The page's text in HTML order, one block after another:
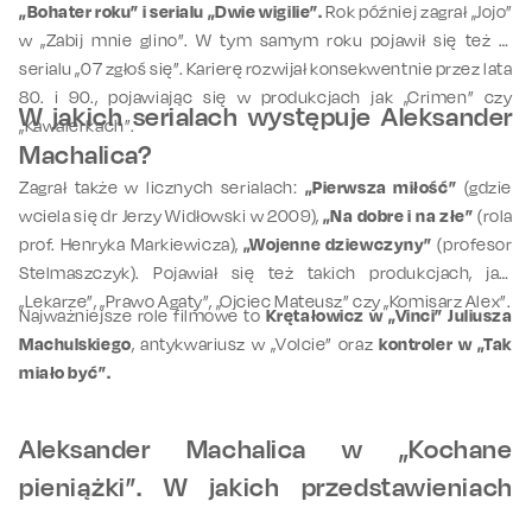
„Bohater roku” i serialu „Dwie wigilie”.Rok później zagrał „Jojo”
w „Zabij mnie glino”. W tym samym roku pojawił się też w
serialu „07 zgłoś się”. Karierę rozwijał konsekwentnie przez lata
80. i 90., pojawiając się w produkcjach jak „Crimen” czy
„Kawalerkach”.
W jakich serialach występuje Aleksander
Machalica?
Zagrał także w licznych serialach: „Pierwsza miłość” (gdzie
wciela się dr Jerzy Widłowski w 2009), „Na dobre i na złe” (rola
prof. Henryka Markiewicza), „Wojenne dziewczyny” (profesor
Stelmaszczyk). Pojawiał się też takich produkcjach, jak:
„Lekarze”, „Prawo Agaty”, „Ojciec Mateusz” czy „Komisarz Alex”.
Najważniejsze role filmowe to Krętałowicz w „Vinci” Juliusza
Machulskiego, antykwariusz w „Volcie” orazkontroler w „Tak
miało być”.
Aleksander Machalica w „Kochane
pieniążki”. W jakich przedstawieniach